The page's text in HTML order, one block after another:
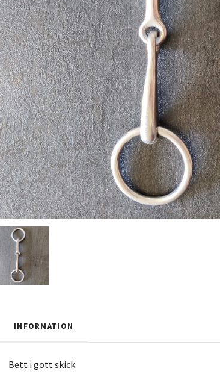
INFORMATION
Bett i gott skick.